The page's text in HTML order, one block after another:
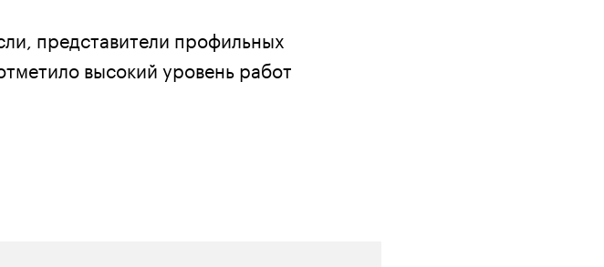
представители профильных
высокий уровень работ